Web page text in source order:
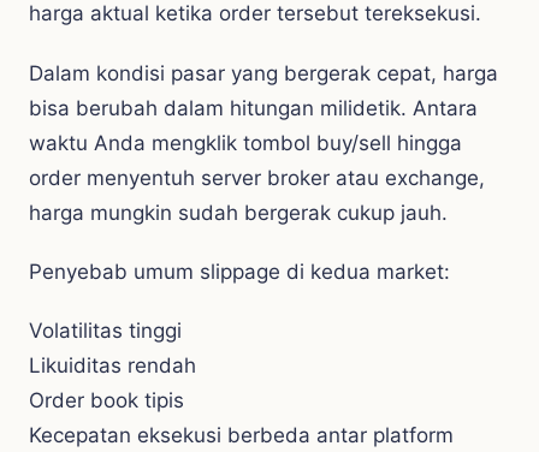
harga aktual ketika order tersebut tereksekusi.
Dalam kondisi pasar yang bergerak cepat, harga
bisa berubah dalam hitungan milidetik. Antara
waktu Anda mengklik tombol buy/sell hingga
order menyentuh server broker atau exchange,
harga mungkin sudah bergerak cukup jauh.
Penyebab umum slippage di kedua market:
Volatilitas tinggi
Likuiditas rendah
Order book tipis
Kecepatan eksekusi berbeda antar platform